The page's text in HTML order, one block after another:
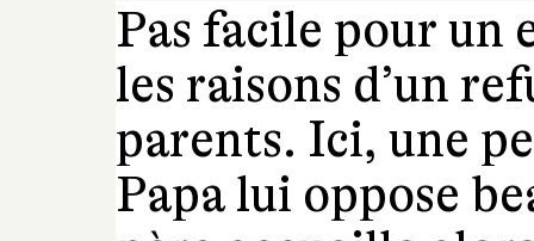
Pas facile pour un
les raisons d’un
parents. Ici, une
Papa lui oppose